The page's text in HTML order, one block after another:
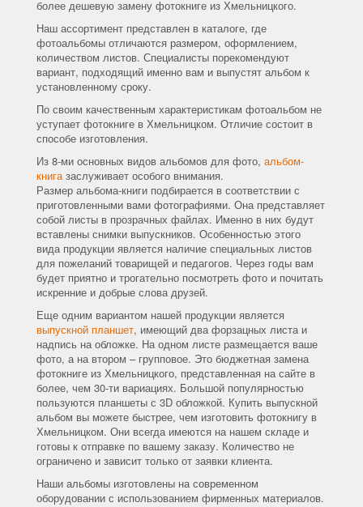
более дешевую замену фотокниге из Хмельницкого.
Наш ассортимент представлен в каталоге, где
фотоальбомы отличаются размером, оформлением,
количеством листов. Специалисты порекомендуют
вариант, подходящий именно вам и выпустят альбом к
установленному сроку.
По своим качественным характеристикам фотоальбом не
уступает фотокниге в Хмельницком. Отличие состоит в
способе изготовления.
Из 8-ми основных видов альбомов для фото, альбом-
книга заслуживает особого внимания.
Размер альбома-книги подбирается в соответствии с
приготовленными вами фотографиями. Она представляет
собой листы в прозрачных файлах. Именно в них будут
вставлены снимки выпускников. Особенностью этого
вида продукции является наличие специальных листов
для пожеланий товарищей и педагогов. Через годы вам
будет приятно и трогательно посмотреть фото и почитать
искренние и добрые слова друзей.
Еще одним вариантом нашей продукции является
выпускной планшет, имеющий два форзацных листа и
надпись на обложке. На одном листе размещается ваше
фото, а на втором – групповое. Это бюджетная замена
фотокниге из Хмельницкого, представленная на сайте в
более, чем 30-ти вариациях. Большой популярностью
пользуются планшеты с 3D обложкой. Купить выпускной
альбом вы можете быстрее, чем изготовить фотокнигу в
Хмельницком. Они всегда имеются на нашем складе и
готовы к отправке по вашему заказу. Количество не
ограничено и зависит только от заявки клиента.
Наши альбомы изготовлены на современном
оборудовании с использованием фирменных материалов.